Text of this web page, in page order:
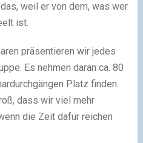
weil er von dem, was wer
ist.
präsentieren wir jedes
Es nehmen daran ca. 80
Platz finden.
dass wir viel mehr
die Zeit dafür reichen